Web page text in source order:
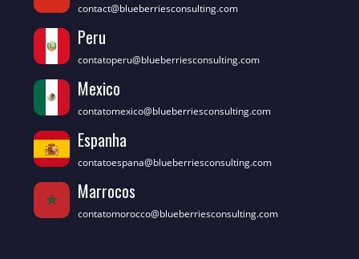
contact@blueberriesconsulting.com
Peru
contatoperu@blueberriesconsulting.com
Mexico
contatomexico@blueberriesconsulting.com
Espanha
contatoespana@blueberriesconsulting.com
Marrocos
contatomorocco@blueberriesconsulting.com